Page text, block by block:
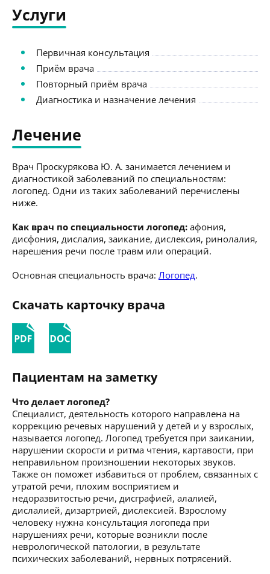
Услуги
Первичная консультация
Приём врача
Повторный приём врача
Диагностика и назначение лечения
Лечение
Врач Проскурякова Ю. А. занимается лечением и
диагностикой заболеваний по специальностям:
логопед. Одни из таких заболеваний перечислены
ниже.
Как врач по специальности логопед: афония,
дисфония, дислалия, заикание, дислексия, ринолалия,
нарешения речи после травм или операций.
Основная специальность врача: Логопед.
Скачать карточку врача
Пациентам на заметку
Что делает логопед?
Специалист, деятельность которого направлена на
коррекцию речевых нарушений у детей и у взрослых,
называется логопед. Логопед требуется при заикании,
нарушении скорости и ритма чтения, картавости, при
неправильном произношении некоторых звуков.
Также он поможет избавиться от проблем, связанных с
утратой речи, плохим восприятием и
недоразвитостью речи, дисграфией, алалией,
дислалией, дизартрией, дислексией. Взрослому
человеку нужна консультация логопеда при
нарушениях речи, которые возникли после
неврологической патологии, в результате
психических заболеваний, нервных потрясений.